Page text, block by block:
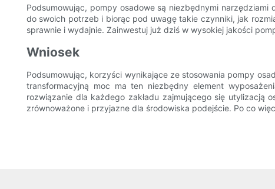
Podsumowując, pompy osadowe są niezbędnymi
do swoich potrzeb i biorąc pod uwagę takie czynniki, jak
sprawnie i wydajnie. Zainwestuj już dziś w wysokiej jakości
Wniosek
Podsumowując, korzyści wynikające ze stosowania pompy
transformacyjną moc ma ten niezbędny element
rozwiązanie dla każdego zakładu zajmującego się
zrównoważone i przyjazne dla środowiska podejście. Po co